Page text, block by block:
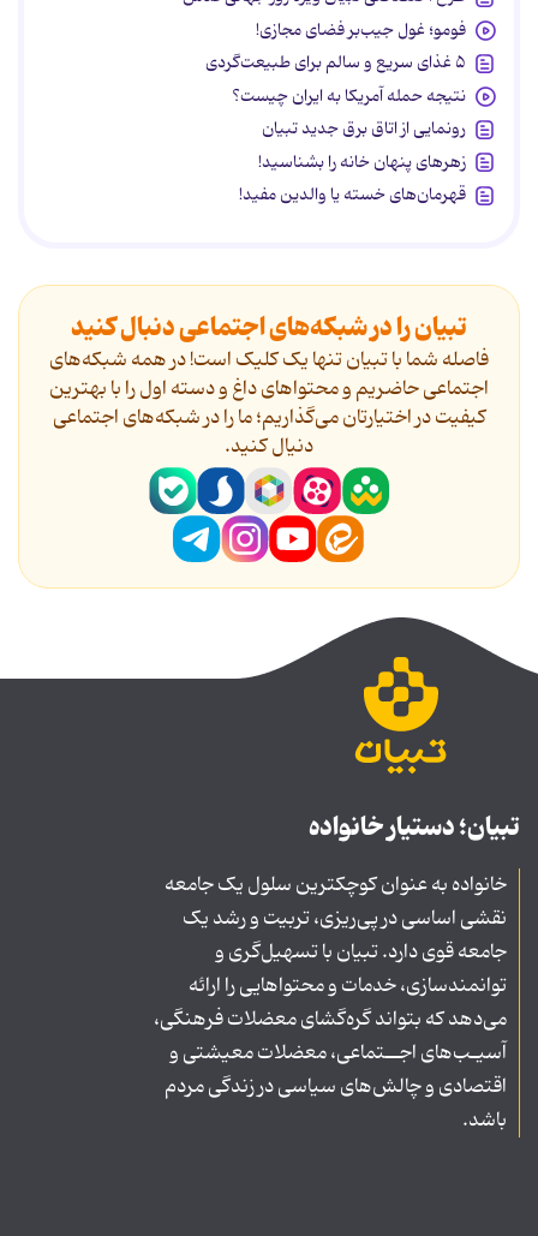
فومو؛ غول جیب‌بر فضای مجازی!
۵ غذای سریع و سالم برای طبیعت‌گردی
نتیجه حمله آمریکا به ایران چیست؟
رونمایی از اتاق برق جدید تبیان
زهرهای پنهان خانه را بشناسید!
قهرمان‌های خسته یا والدین مفید!
تبیان را در شبکه‌های اجتماعی دنبال کنید
فاصله شما با تبیان تنها یک کلیک است! در همه شبکه‌های
اجتماعی حاضریم و محتواهای داغ و دسته اول را با بهترین
کیفیت در اختیارتان می‌گذاریم؛ ما را در شبکه‌های اجتماعی
دنیال کنید.
تبیان؛ دستیار خانواده
خانواده به عنوان کوچکترین سلول یک جامعه
نقشی اساسی در پی‌ریزی، تربیت و رشد یک
جامعه قوی دارد. تبیان با تسهیل‌گری و
توانمندسازی، خدمات و محتواهایی را ارائه
می‌دهد که بتواند گره‌گشای معضلات فرهنگی،
آسیـب‌های اجــتماعی، معضلات معیشتی و
اقتصادی و چالش‌های سیاسی در زندگی مردم
باشد.